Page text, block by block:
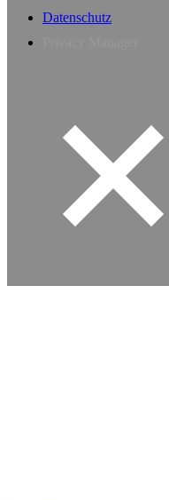
Datenschutz